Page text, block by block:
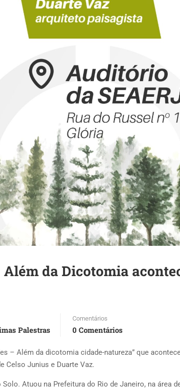
da Dicotomia
Palestras
Comentários
0 Comentários
– Além da dicotomia cidade-natureza” que
Celso Junius e Duarte Vaz.
Atuou na Prefeitura do Rio de Janeiro, na área